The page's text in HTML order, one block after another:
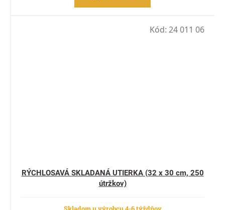
RÝCHLOSAVÁ SKLADANÁ UTIERKA (32 x 30 cm, 250
útržkov)
Kód: 24 011 06